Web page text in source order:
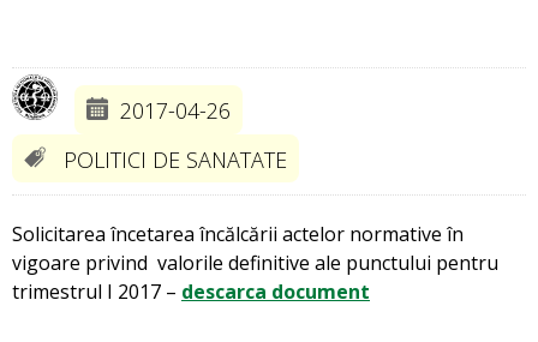
2017-04-26
POLITICI DE SANATATE
Solicitarea încetarea încălcării actelor normative în
vigoare privind valorile definitive ale punctului pentru
trimestrul I 2017 – descarca document